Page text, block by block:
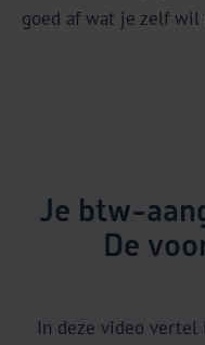
goed af wat je zelf
Je btw-
De
In deze video